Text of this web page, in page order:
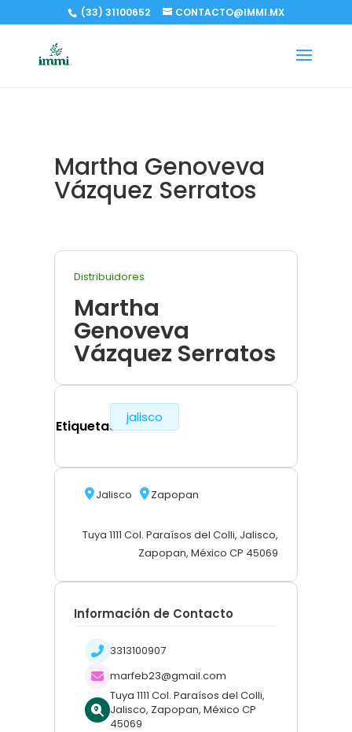
(33) 31100652 CONTACTO@IMMI.MX
Martha Genoveva
Vázquez Serratos
Distribuidores
Martha
Genoveva
Vázquez Serratos
Etiquetas
jalisco
Jalisco Zapopan
Tuya 1111 Col. Paraísos del Colli, Jalisco,
Zapopan, México CP 45069
Información de Contacto
3313100907
marfeb23@gmail.com
Tuya 1111 Col. Paraísos del Colli,
Jalisco, Zapopan, México CP
45069